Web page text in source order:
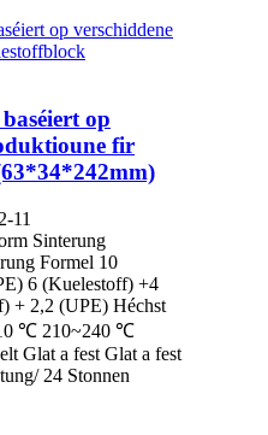
op
fir
11
Sinterung
Formel 10
6 (Kuelestoff) +4
+ 2,2 (UPE) Héchst
℃ 210~240 ℃
Glat a fest Glat a fest
24 Stonnen